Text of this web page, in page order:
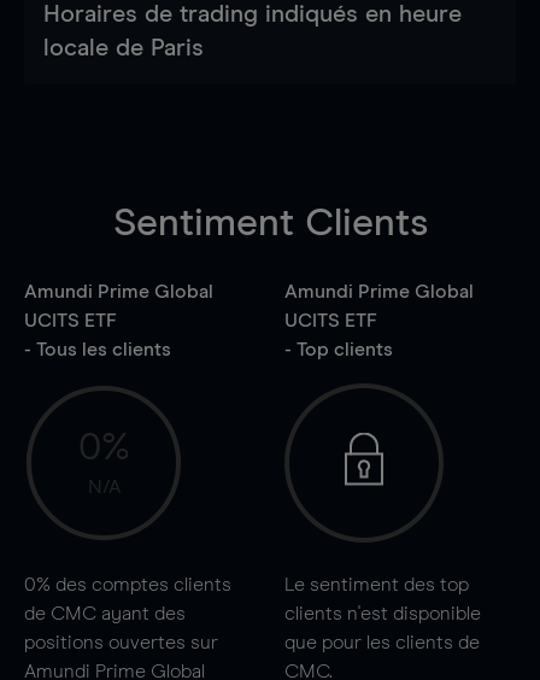
Horaires de trading indiqués en heure
locale de Paris
Sentiment Clients
Amundi Prime Global
UCITS ETF
- Tous les clients
0%
N/A
0% des comptes clients
de CMC ayant des
positions ouvertes sur
Amundi Prime Global
Amundi Prime Global
UCITS ETF
- Top clients
Le sentiment des top
clients n'est disponible
que pour les clients de
CMC.